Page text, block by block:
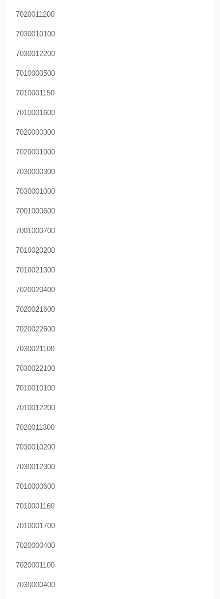
7020011200
7030010100
7030012200
7010000500
7010001150
7010001600
7020000300
7020001000
7030000300
7030001000
7001000600
7001000700
7010020200
7010021300
7020020400
7020021600
7020022600
7030021100
7030022100
7010010100
7010012200
7020011300
7030010200
7030012300
7010000600
7010001160
7010001700
7020000400
7020001100
7030000400